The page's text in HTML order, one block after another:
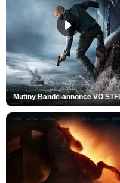
Mutiny Bande-annonce VO